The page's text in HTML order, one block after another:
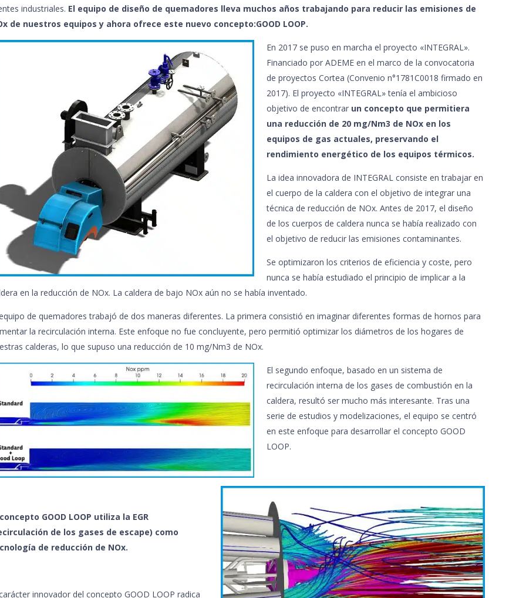
industriales. El equipo de diseño de quemadores lleva muchos años trabajando para reducir las emisiones de
de nuestros equipos y ahora ofrece este nuevo concepto:GOOD LOOP.
En 2017 se puso en marcha el proyecto «INTEGRAL».
Financiado por ADEME en el marco de la convocatoria
de proyectos Cortea (Convenio n°1781C0018 firmado en
2017). El proyecto «INTEGRAL» tenía el ambicioso
objetivo de encontrar un concepto que permitiera
una reducción de 20 mg/Nm3 de NOx en los
equipos de gas actuales, preservando el
rendimiento energético de los equipos térmicos.
La idea innovadora de INTEGRAL consiste en trabajar en
el cuerpo de la caldera con el objetivo de integrar una
técnica de reducción de NOx. Antes de 2017, el diseño
de los cuerpos de caldera nunca se había realizado con
el objetivo de reducir las emisiones contaminantes.
Se optimizaron los criterios de eficiencia y coste, pero
nunca se había estudiado el principio de implicar a la
en la reducción de NOx. La caldera de bajo NOx aún no se había inventado.
de quemadores trabajó de dos maneras diferentes. La primera consistió en imaginar diferentes formas de hornos para
la recirculación interna. Este enfoque no fue concluyente, pero permitió optimizar los diámetros de los hogares de
calderas, lo que supuso una reducción de 10 mg/Nm3 de NOx.
El segundo enfoque, basado en un sistema de
recirculación interna de los gases de combustión en la
caldera, resultó ser mucho más interesante. Tras una
serie de estudios y modelizaciones, el equipo se centró
en este enfoque para desarrollar el concepto GOOD
LOOP.
GOOD LOOP utiliza la EGR
de los gases de escape) como
de reducción de NOx.
innovador del concepto GOOD LOOP radica